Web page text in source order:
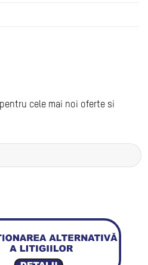
cele mai noi oferte si